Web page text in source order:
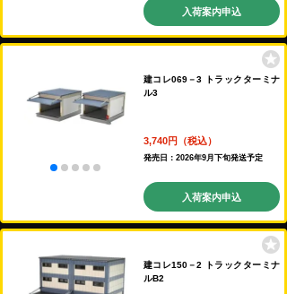
入荷案内申込
建コレ069－3 トラックターミナ
ル3
3,740円（税込）
発売日：2026年9月下旬発送予定
入荷案内申込
建コレ150－2 トラックターミナ
ルB2